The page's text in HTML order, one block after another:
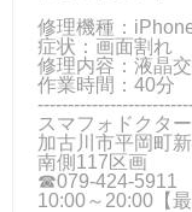
修理機種：
症状：画面割れ
修理内容：液晶
作業時間：40分
スマフォドクタ
加古川市平岡町
南側117区画
☎079-424‐5911
10:00～20:00【